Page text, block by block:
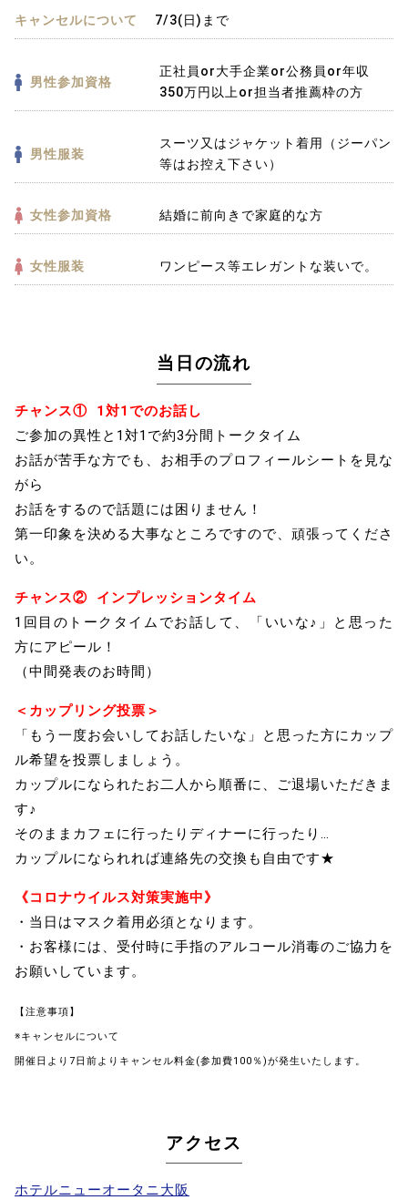
キャンセルについて 7/3(日)まで
男性参加資格
正社員or大手企業or公務員or年収
350万円以上or担当者推薦枠の方
男性服装
スーツ又はジャケット着用（ジーパン
等はお控え下さい）
女性参加資格 結婚に前向きで家庭的な方
女性服装 ワンピース等エレガントな装いで。
当日の流れ
チャンス① 1対1でのお話し
ご参加の異性と1対1で約3分間トークタイム
お話が苦手な方でも、お相手のプロフィールシートを見な
がら
お話をするので話題には困りません！
第一印象を決める大事なところですので、頑張ってくださ
い。
チャンス② インプレッションタイム
1回目のトークタイムでお話して、「いいな♪」と思った
方にアピール！
（中間発表のお時間）
＜カップリング投票＞
「もう一度お会いしてお話したいな」と思った方にカップ
ル希望を投票しましょう。
カップルになられたお二人から順番に、ご退場いただきま
す♪
そのままカフェに行ったりディナーに行ったり…
カップルになられれば連絡先の交換も自由です★
《コロナウイルス対策実施中》
・当日はマスク着用必須となります。
・お客様には、受付時に手指のアルコール消毒のご協力を
お願いしています。
【注意事項】
※キャンセルについて
開催日より7日前よりキャンセル料金(参加費100％)が発生いたします。
アクセス
ホテルニューオータニ大阪